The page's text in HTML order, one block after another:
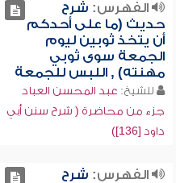
الفهرس: شرح
حديث (ما على أحدكم
أن يتخذ ثوبين ليوم
الجمعة سوى ثوبي
مهنته) , اللبس للجمعة
للشيخ: عبد المحسن العباد
جزء من محاضرة ( شرح سنن أبي
داود [136])
الفهرس: شرح